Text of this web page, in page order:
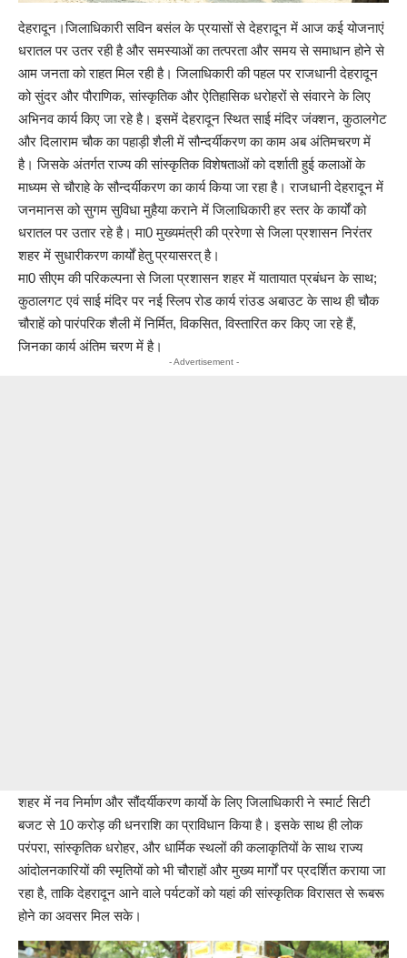
देहरादून।जिलाधिकारी सविन बसंल के प्रयासों से देहरादून में आज कई योजनाएं
धरातल पर उतर रही है और समस्याओं का तत्परता और समय से समाधान होने से
आम जनता को राहत मिल रही है। जिलाधिकारी की पहल पर राजधानी देहरादून
को सुंदर और पौराणिक, सांस्कृतिक और ऐतिहासिक धरोहरों से संवारने के लिए
अभिनव कार्य किए जा रहे है। इसमें देहरादून स्थित साई मंदिर जंक्शन, कुठालगेट
और दिलाराम चौक का पहाड़ी शैली में सौन्दर्यीकरण का काम अब अंतिमचरण में
है। जिसके अंतर्गत राज्य की सांस्कृतिक विशेषताओं को दर्शाती हुई कलाओं के
माध्यम से चौराहे के सौन्दर्यीकरण का कार्य किया जा रहा है। राजधानी देहरादून में
जनमानस को सुगम सुविधा मुहैया कराने में जिलाधिकारी हर स्तर के कार्यों को
धरातल पर उतार रहे है। मा0 मुख्यमंत्री की प्ररेणा से जिला प्रशासन निरंतर
शहर में सुधारीकरण कार्यों हेतु प्रयासरत् है।
मा0 सीएम की परिकल्पना से जिला प्रशासन शहर में यातायात प्रबंधन के साथ;
कुठालगट एवं साई मंदिर पर नई स्लिप रोड कार्य रांउड अबाउट के साथ ही चौक
चौराहें को पारंपरिक शैली में निर्मित, विकसित, विस्तारित कर किए जा रहे हैं,
जिनका कार्य अंतिम चरण में है।
- Advertisement -
शहर में नव निर्माण और सौंदर्यीकरण कार्याे के लिए जिलाधिकारी ने स्मार्ट सिटी
बजट से 10 करोड़ की धनराशि का प्राविधान किया है। इसके साथ ही लोक
परंपरा, सांस्कृतिक धरोहर, और धार्मिक स्थलों की कलाकृतियों के साथ राज्य
आंदोलनकारियों की स्मृतियों को भी चौराहों और मुख्य मार्गों पर प्रदर्शित कराया जा
रहा है, ताकि देहरादून आने वाले पर्यटकों को यहां की सांस्कृतिक विरासत से रूबरू
होने का अवसर मिल सके।